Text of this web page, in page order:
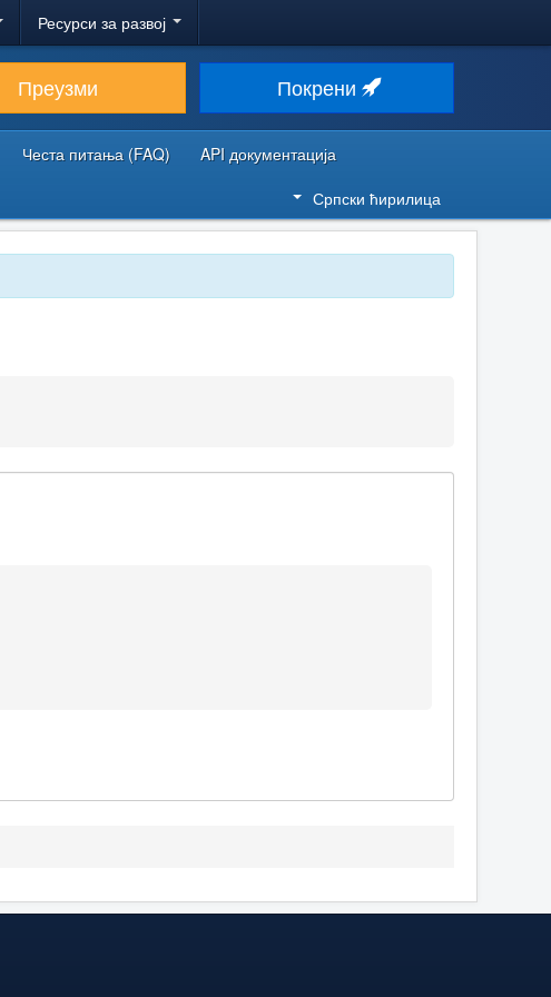
Ресурси за развој
Преузми Покрени
Честа питања (FAQ)
API документација
Српски ћирилица